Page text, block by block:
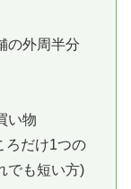
の外周半分
い物
ろだけ1つの
でも短い方)